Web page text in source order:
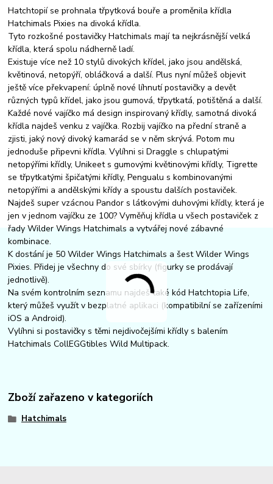
Hatchtopií se prohnala třpytková bouře a proměnila křídla
Hatchimals Pixies na divoká křídla.
Tyto rozkošné postavičky Hatchimals mají ta nejkrásnější velká
křídla, která spolu nádherně ladí.
Existuje více než 10 stylů divokých křídel, jako jsou andělská,
květinová, netopýří, obláčková a další. Plus nyní můžeš objevit
ještě více překvapení: úplně nové líhnutí postavičky a devět
různých typů křídel, jako jsou gumová, třpytkatá, potištěná a další.
Každé nové vajíčko má design inspirovaný křídly, samotná divoká
křídla najdeš venku z vajíčka. Rozbij vajíčko na přední straně a
zjisti, jaký nový divoký kamarád se v něm skrývá. Potom mu
jednoduše připevni křídla. Vylíhni si Draggle s chlupatými
netopýřími křídly, Unikeet s gumovými květinovými křídly, Tigrette
se třpytkatými špičatými křídly, Pengualu s kombinovanými
netopýřími a andělskými křídy a spoustu dalších postaviček.
Najdeš super vzácnou Pandor s látkovými duhovými křídly, která je
jen v jednom vajíčku ze 100? Vyměňuj křídla u všech postaviček z
řady Wilder Wings Hatchimals a vytvářej nové zábavné
kombinace.
K dostání je 50 Wilder Wings Hatchimals a šest Wilder Wings
Pixies. Přidej je všechny do své sbírky (figurky se prodávají
jednotlivě).
Na svém kontrolním seznamu najdeš také kód Hatchtopia Life,
který můžeš využít v bezplatné aplikaci (kompatibilní se zařízeními
iOS a Android).
Vylíhni si postavičky s těmi nejdivočejšími křídly s balením
Hatchimals CollEGGtibles Wild Multipack.
Zboží zařazeno v kategoriích
Hatchimals